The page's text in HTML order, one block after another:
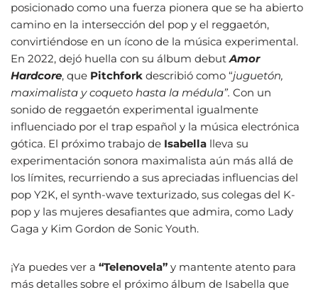
posicionado como una fuerza pionera que se ha abierto
camino en la intersección del pop y el reggaetón,
convirtiéndose en un ícono de la música experimental.
En 2022, dejó huella con su álbum debutAmor
Hardcore, que Pitchfork describió como “juguetón,
maximalista y coqueto hasta la médula”. Con un
sonido de reggaetón experimental igualmente
influenciado por el trap español y la música electrónica
gótica. El próximo trabajo de Isabella lleva su
experimentación sonora maximalista aún más allá de
los límites, recurriendo a sus apreciadas influencias del
pop Y2K, el synth-wave texturizado, sus colegas del K-
pop y las mujeres desafiantes que admira, como Lady
Gaga y Kim Gordon de Sonic Youth.
¡Ya puedes ver a “Telenovela” y mantente atento para
más detalles sobre el próximo álbum de Isabella que